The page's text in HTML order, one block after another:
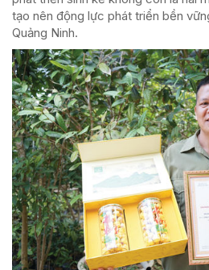
tạo nên động lực phát triển bền
Quảng Ninh.